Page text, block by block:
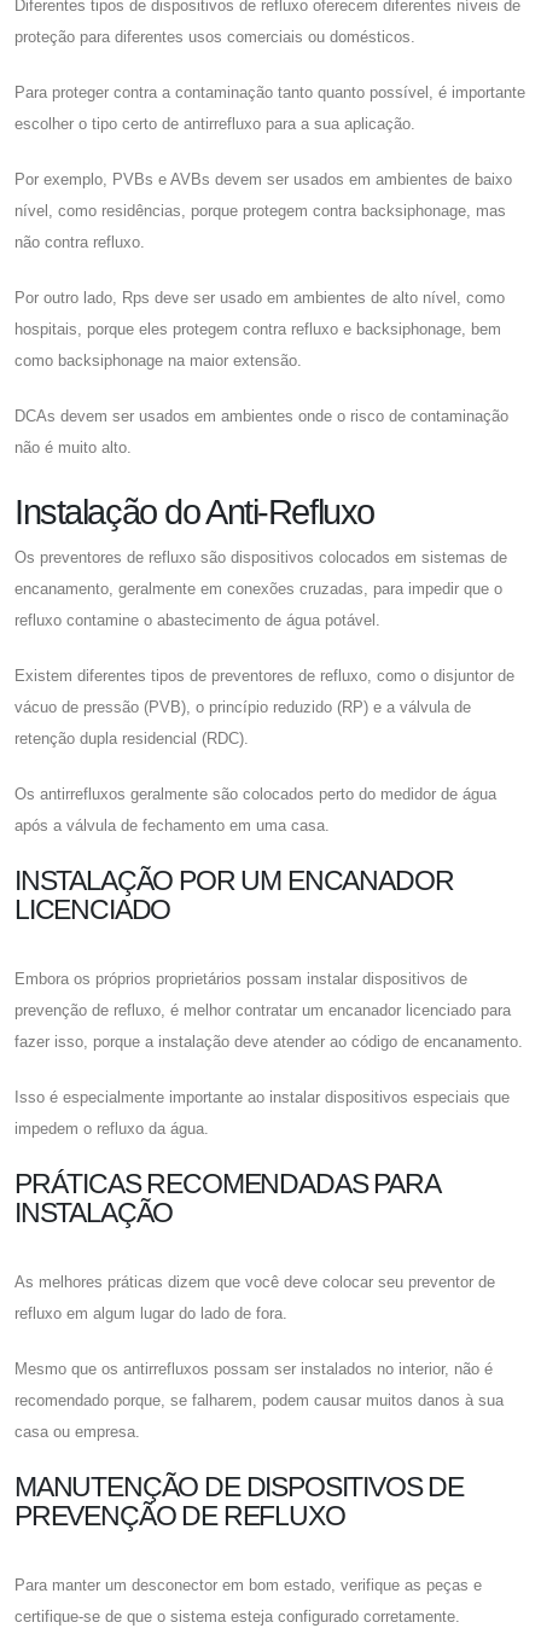
Diferentes tipos de dispositivos de refluxo oferecem diferentes níveis de
proteção para diferentes usos comerciais ou domésticos.
Para proteger contra a contaminação tanto quanto possível, é importante
escolher o tipo certo de antirrefluxo para a sua aplicação.
Por exemplo, PVBs e AVBs devem ser usados ​​em ambientes de baixo
nível, como residências, porque protegem contra backsiphonage, mas
não contra refluxo.
Por outro lado, Rps deve ser usado em ambientes de alto nível, como
hospitais, porque eles protegem contra refluxo e backsiphonage, bem
como backsiphonage na maior extensão.
DCAs devem ser usados ​​em ambientes onde o risco de contaminação
não é muito alto.
Instalação do Anti-Refluxo
Os preventores de refluxo são dispositivos colocados em sistemas de
encanamento, geralmente em conexões cruzadas, para impedir que o
refluxo contamine o abastecimento de água potável.
Existem diferentes tipos de preventores de refluxo, como o disjuntor de
vácuo de pressão (PVB), o princípio reduzido (RP) e a válvula de
retenção dupla residencial (RDC).
Os antirrefluxos geralmente são colocados perto do medidor de água
após a válvula de fechamento em uma casa.
INSTALAÇÃO POR UM ENCANADOR
LICENCIADO
Embora os próprios proprietários possam instalar dispositivos de
prevenção de refluxo, é melhor contratar um encanador licenciado para
fazer isso, porque a instalação deve atender ao código de encanamento.
Isso é especialmente importante ao instalar dispositivos especiais que
impedem o refluxo da água.
PRÁTICAS RECOMENDADAS PARA
INSTALAÇÃO
As melhores práticas dizem que você deve colocar seu preventor de
refluxo em algum lugar do lado de fora.
Mesmo que os antirrefluxos possam ser instalados no interior, não é
recomendado porque, se falharem, podem causar muitos danos à sua
casa ou empresa.
MANUTENÇÃO DE DISPOSITIVOS DE
PREVENÇÃO DE REFLUXO
Para manter um desconector em bom estado, verifique as peças e
certifique-se de que o sistema esteja configurado corretamente.